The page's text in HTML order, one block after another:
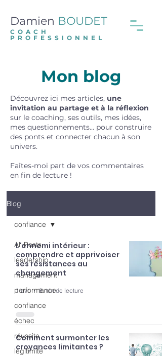
Damien BOUDET
COACH
PROFESSIONNEL
Mon blog
Découvrez ici mes articles, une
invitation au partage et à la réflexion
sur le coaching, ses outils, mes idées,
mes questionnements... pour construire
des ponts et connecter chacun à son
univers.
Faîtes-moi part de vos commentaires
en fin de lecture !
Blog
All Posts
leadership
management
performance
confiance
échec
réussite
légitimité
confiance
L'ennemi intérieur :
comprendre et apprivoiser
ses résistances au
changement
1 avr. 8 min de lecture
Comment surmonter les
croyances limitantes ?